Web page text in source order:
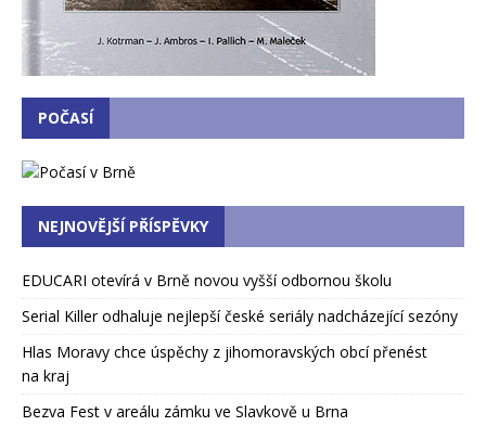
POČASÍ
NEJNOVĚJŠÍ PŘÍSPĚVKY
EDUCARI otevírá v Brně novou vyšší odbornou školu
Serial Killer odhaluje nejlepší české seriály nadcházející sezóny
Hlas Moravy chce úspěchy z jihomoravských obcí přenést
na kraj
Bezva Fest v areálu zámku ve Slavkově u Brna